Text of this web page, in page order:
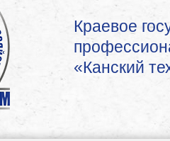
Краевое
«Канский